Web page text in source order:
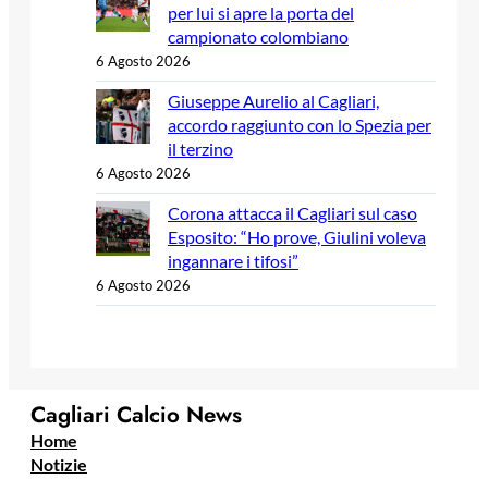
per lui si apre la porta del
campionato colombiano
6 Agosto 2026
Giuseppe Aurelio al Cagliari,
accordo raggiunto con lo Spezia per
il terzino
6 Agosto 2026
Corona attacca il Cagliari sul caso
Esposito: “Ho prove, Giulini voleva
ingannare i tifosi”
6 Agosto 2026
Cagliari Calcio News
Home
Notizie